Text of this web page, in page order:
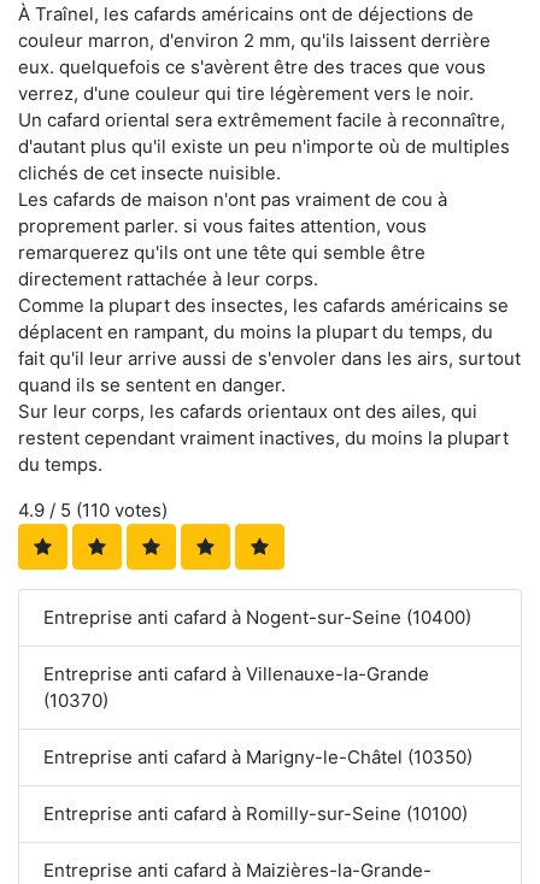
À Traînel, les cafards américains ont de déjections de
couleur marron, d'environ 2 mm, qu'ils laissent derrière
eux. quelquefois ce s'avèrent être des traces que vous
verrez, d'une couleur qui tire légèrement vers le noir.
Un cafard oriental sera extrêmement facile à reconnaître,
d'autant plus qu'il existe un peu n'importe où de multiples
clichés de cet insecte nuisible.
Les cafards de maison n'ont pas vraiment de cou à
proprement parler. si vous faites attention, vous
remarquerez qu'ils ont une tête qui semble être
directement rattachée à leur corps.
Comme la plupart des insectes, les cafards américains se
déplacent en rampant, du moins la plupart du temps, du
fait qu'il leur arrive aussi de s'envoler dans les airs, surtout
quand ils se sentent en danger.
Sur leur corps, les cafards orientaux ont des ailes, qui
restent cependant vraiment inactives, du moins la plupart
du temps.
4.9 / 5 (110 votes)
Entreprise anti cafard à Nogent-sur-Seine (10400)
Entreprise anti cafard à Villenauxe-la-Grande
(10370)
Entreprise anti cafard à Marigny-le-Châtel (10350)
Entreprise anti cafard à Romilly-sur-Seine (10100)
Entreprise anti cafard à Maizières-la-Grande-